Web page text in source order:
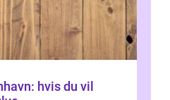
hvis du vil